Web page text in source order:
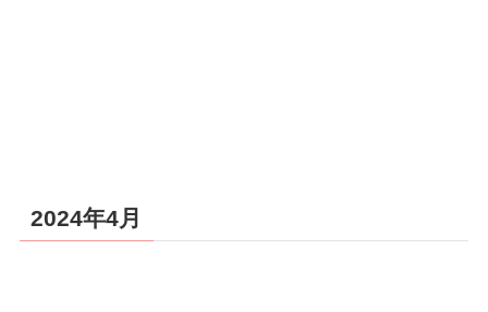
2024年4月